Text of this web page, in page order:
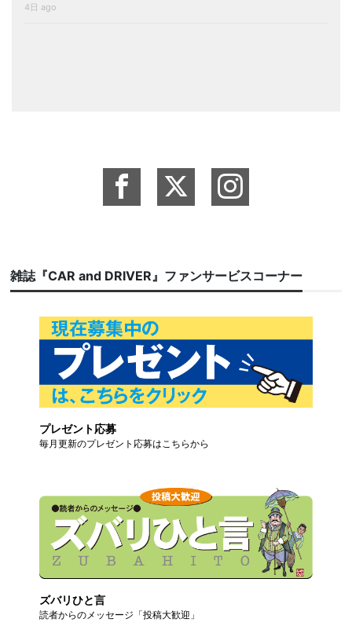
4日 ago
雑誌『CAR and DRIVER』ファンサービスコーナー
プレゼント応募
毎月更新のプレゼント応募はこちらから
ズバリひと言
読者からのメッセージ「投稿大歓迎」